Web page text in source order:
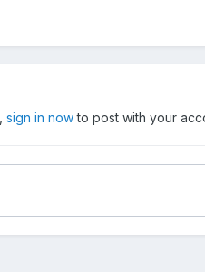
sign in nowto post with your